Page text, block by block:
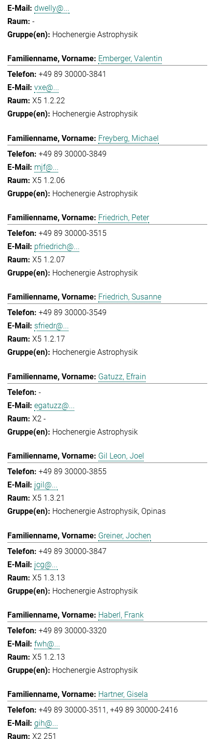
dwelly@...
-
Hochenergie Astrophysik
Emberger, Valentin
+49 89 30000-3841
vxe@...
X5 1.2.22
Hochenergie Astrophysik
Freyberg, Michael
+49 89 30000-3849
mjf@...
X5 1.2.06
Hochenergie Astrophysik
Friedrich, Peter
+49 89 30000-3515
pfriedrich@...
X5 1.2.07
Hochenergie Astrophysik
Friedrich, Susanne
+49 89 30000-3549
sfriedr@...
X5 1.2.17
Hochenergie Astrophysik
Gatuzz, Efrain
-
egatuzz@...
X2 -
Hochenergie Astrophysik
Gil Leon, Joel
+49 89 30000-3855
jgil@...
X5 1.3.21
Hochenergie Astrophysik Opinas
Greiner, Jochen
+49 89 30000-3847
jcg@...
X5 1.3.13
Hochenergie Astrophysik
Haberl, Frank
+49 89 30000-3320
fwh@...
X5 1.2.13
Hochenergie Astrophysik
Hartner, Gisela
+49 89 30000-3511 +49 89 30000-2416
gih@...
X2 251